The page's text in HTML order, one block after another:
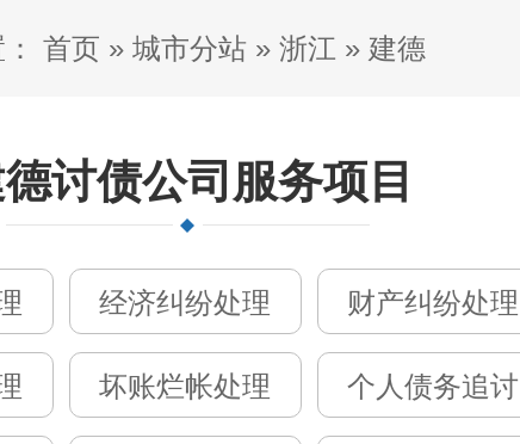
首页 » 城市分站 » 浙江 » 建德
讨债公司服务项目
经济纠纷处理 财产纠纷处理
坏账烂帐处理 个人债务追讨